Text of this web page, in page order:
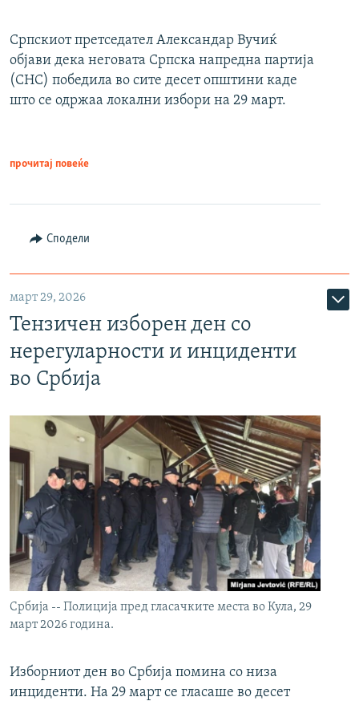
Српскиот претседател Александар Вучиќ
објави дека неговата Српска напредна партија
(СНС) победила во сите десет општини каде
што се одржаа локални избори на 29 март.
прочитај повеќе
Сподели
март 29, 2026
Тензичен изборен ден со
нерегуларности и инциденти
во Србија
Србија -- Полиција пред гласачките места во Кула, 29
март 2026 година.
Изборниот ден во Србија помина со низа
инциденти. На 29 март се гласаше во десет